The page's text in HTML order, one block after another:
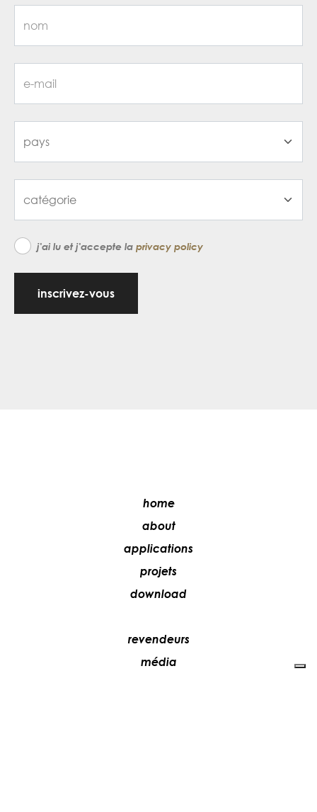
j'ai lu et j'accepte la privacy policy
inscrivez-vous
home
about
applications
projets
download
revendeurs
média